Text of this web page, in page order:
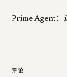
Prime Agent：
评论